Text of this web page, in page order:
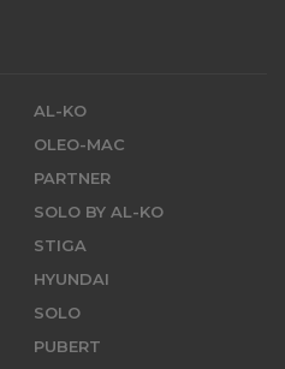
AL-KO
OLEO-MAC
PARTNER
SOLO BY AL-KO
STIGA
HYUNDAI
SOLO
PUBERT